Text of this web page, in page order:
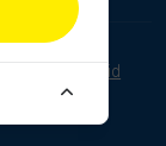
Privacybeleid